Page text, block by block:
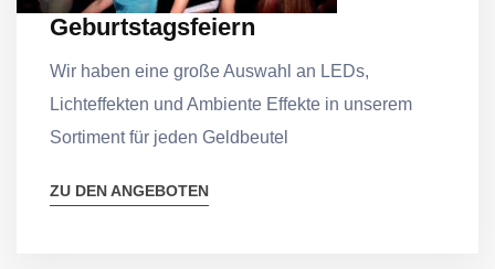
Geburtstagsfeiern
Wir haben eine große Auswahl an LEDs,
Lichteffekten und Ambiente Effekte in unserem
Sortiment für jeden Geldbeutel
ZU DEN ANGEBOTEN